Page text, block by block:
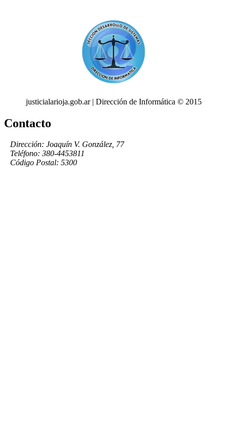
justicialarioja.gob.ar | Dirección de Informática © 2015
Contacto
Dirección: Joaquín V. González, 77
Teléfono: 380-4453811
Código Postal: 5300